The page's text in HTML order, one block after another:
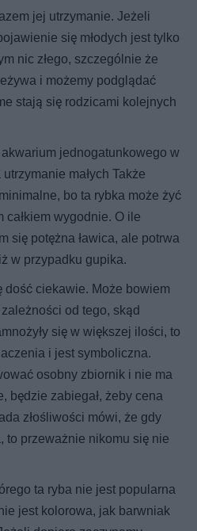
jej utrzymanie. Jeżeli
się młodych jest tylko
nic złego, szczególnie że
i możemy podglądać
stają się rodzicami kolejnych
jednogatunkowego w
małych Także
bo ta rybka może żyć
całkiem wygodnie. O ile
się potężna ławica, ale potrwa
w przypadku gupika.
dość ciekawie. Może bowiem
od tego, skąd
się w większej ilości, to
i jest symboliczna.
osobny zbiornik i nie ma
będzie zabiegał, żeby cena
złośliwości mówi, że gdy
to przeważnie nikomu się nie
ta ryba nie jest popularna
jest kolorowa, jak barwniak